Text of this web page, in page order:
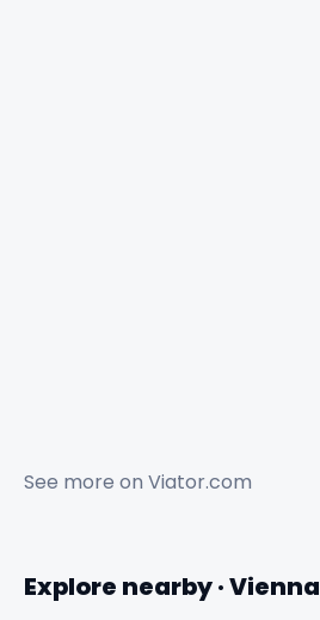
See more on Viator.com
Explore nearby · Vienna